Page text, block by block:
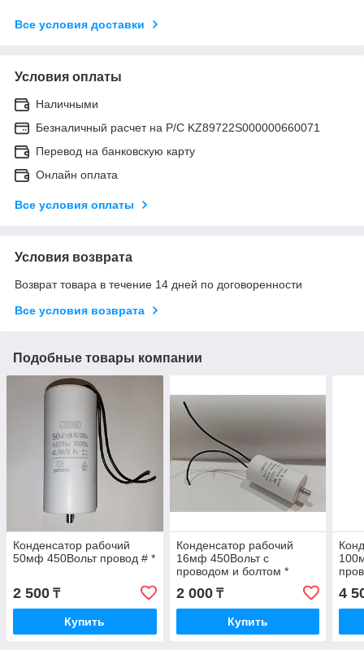
Все условия доставки
Условия оплаты
Наличными
Безналичный расчет на Р/С KZ89722S000000660071
Перевод на банковскую карту
Онлайн оплата
Все условия оплаты
Условия возврата
Возврат товара в течение 14 дней по договоренности
Все условия возврата
Подобные товары компании
Конденсатор рабочий
50мф 450Вольт провод # *
2 500 ₸
Купить
Конденсатор рабочий
16мф 450Вольт с
проводом и болтом *
2 000₸
Купить
4